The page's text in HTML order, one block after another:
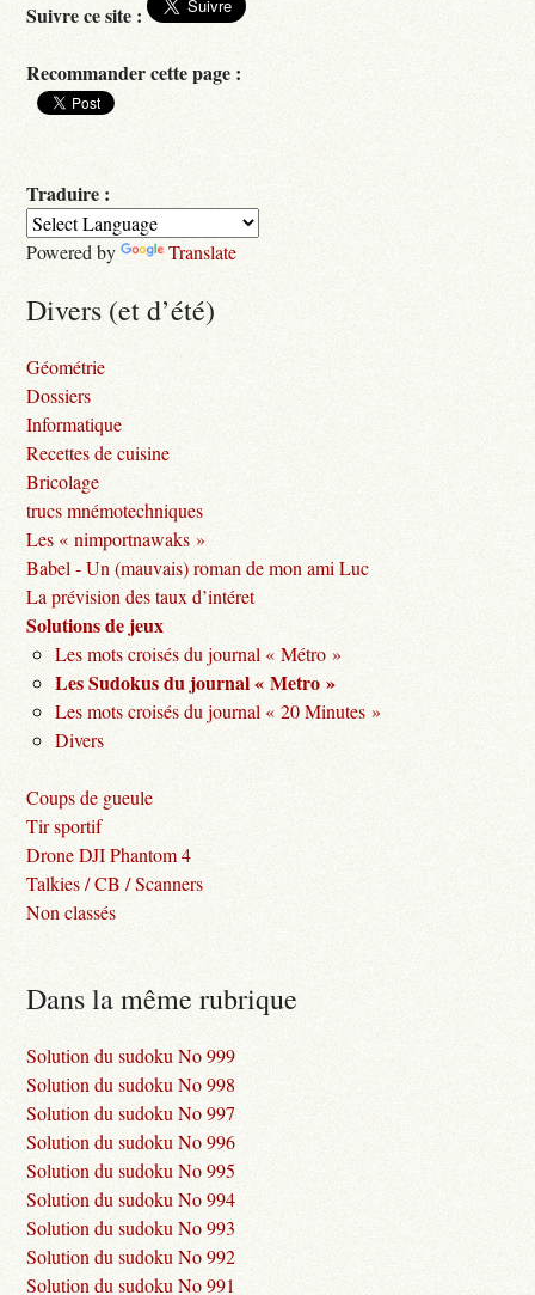
Suivre ce site :
Recommander cette page :
Traduire :
Powered by Translate
Divers (et d’été)
Géométrie
Dossiers
Informatique
Recettes de cuisine
Bricolage
trucs mnémotechniques
Les « nimportnawaks »
Babel - Un (mauvais) roman de mon ami Luc
La prévision des taux d’intéret
Solutions de jeux
Les mots croisés du journal « Métro »
Les Sudokus du journal « Metro »
Les mots croisés du journal « 20 Minutes »
Divers
Coups de gueule
Tir sportif
Drone DJI Phantom 4
Talkies / CB / Scanners
Non classés
Dans la même rubrique
Solution du sudoku No 999
Solution du sudoku No 998
Solution du sudoku No 997
Solution du sudoku No 996
Solution du sudoku No 995
Solution du sudoku No 994
Solution du sudoku No 993
Solution du sudoku No 992
Solution du sudoku No 991